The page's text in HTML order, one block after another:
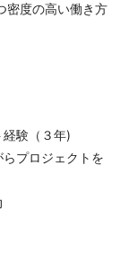
密度の高い働き方
経験（３年)
プロジェクトを